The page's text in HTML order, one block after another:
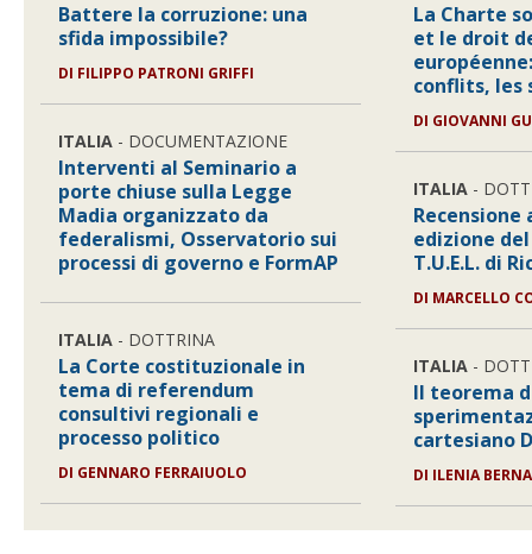
Battere la corruzione: una
sfida impossibile?
DI FILIPPO PATRONI GRIFFI
ITALIA - DOCUMENTAZIONE
Interventi al Seminario a
porte chiuse sulla Legge
Madia organizzato da
federalismi, Osservatorio sui
processi di governo e FormAP
ITALIA - DOTTRINA
La Corte costituzionale in
tema di referendum
consultivi regionali e
processo politico
DI GENNARO FERRAIUOLO
La Charte
et le droit
conflits, les
DI GIOVANNI
ITALIA -
edizione
T.U.E.L. di
DI MARCELLO
ITALIA -
Il teorema
cartesiano
DI ILENIA